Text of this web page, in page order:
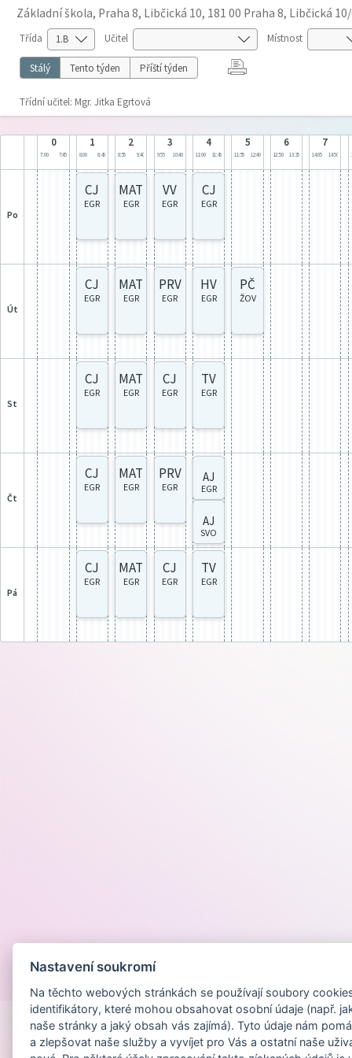
Základní škola, Praha 8, Libčická 10, 181 00 Praha 8, Libčická
Třída Učitel Místnost
Stálý Tento týden Příští týden
Třídní učitel: Mgr. Jitka Egrtová
0
7:00 7:45
1
8:00 8:45
2
8:55 9:40
3
9:55 10:40
4
11:00 11:45
5
11:55 12:40
6
12:50 13:35
7
14:05 14:50
po
CJ
EGR
MAT
EGR
VV
EGR
CJ
EGR
út
CJ
EGR
MAT
EGR
PRV
EGR
HV
EGR
PČ
ŽOV
st
CJ
EGR
MAT
EGR
CJ
EGR
TV
EGR
čt
CJ
EGR
MAT
EGR
PRV
EGR
AJ
EGR
AJ
SVO
pá
CJ
EGR
MAT
EGR
CJ
EGR
TV
EGR
Nastavení soukromí
Na těchto webových stránkách se používají soubory
identifikátory, které mohou obsahovat osobní údaje (např.
naše stránky a jaký obsah vás zajímá). Tyto údaje nám
a zlepšovat naše služby a vyvíjet pro Vás a ostatní naše